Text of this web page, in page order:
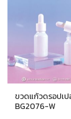
ขวดแก้วดรอปเป
BG2076-W